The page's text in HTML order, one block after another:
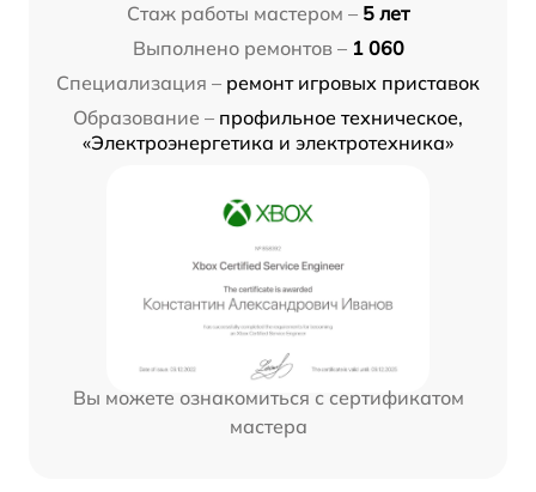
Стаж работы мастером – 5 лет
Выполнено ремонтов – 1 060
Специализация – ремонт игровых приставок
Образование – профильное техническое,
«Электроэнергетика и электротехника»
Вы можете ознакомиться с сертификатом
мастера